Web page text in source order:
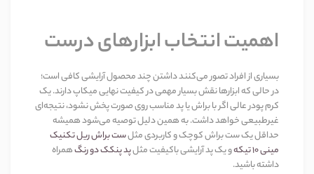
اهمیت انتخاب ابزارهای درست
بسیاری از افراد تصور می‌کنند داشتن چند محصول آرایشی کافی است؛
در حالی که ابزارها نقش بسیار مهمی در کیفیت نهایی میکاپ دارند. یک
کرم پودر عالی اگر با براش یا پد مناسب روی صورت پخش نشود، نتیجه‌ای
غیرطبیعی خواهد داشت. به همین دلیل توصیه می‌شود همیشه
حداقل یک ست براش کوچک و کاربردی مثلست براش ریل تکنیک
مینی۱۰تیکهو یک پد آرایشی باکیفیت مثلپد پنکک دو رنگهمراه
داشته باشید.